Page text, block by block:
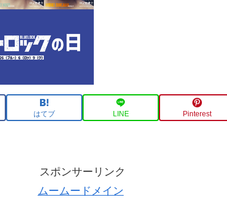
はてブ LINE Pinterest
スポンサーリンク
ムームードメイン